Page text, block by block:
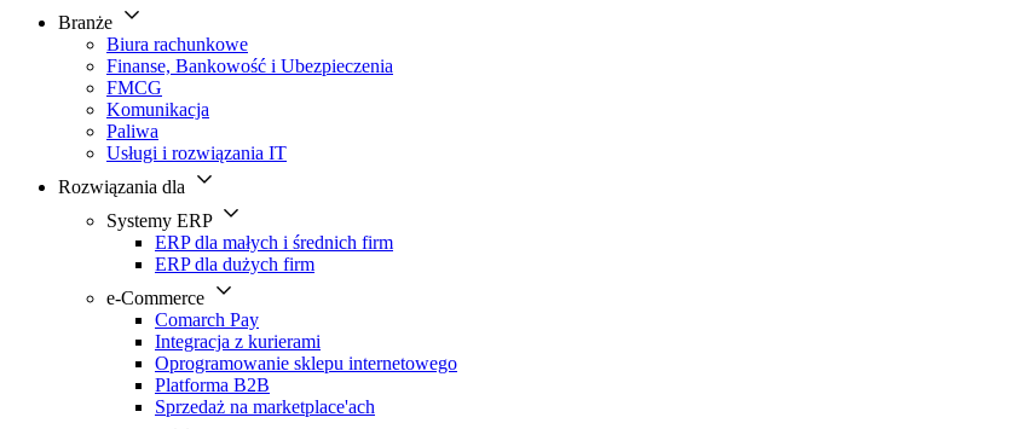
Branże
Biura rachunkowe
Finanse, Bankowość i Ubezpieczenia
FMCG
Komunikacja
Paliwa
Usługi i rozwiązania IT
Rozwiązania dla
Systemy ERP
ERP dla małych i średnich firm
ERP dla dużych firm
e-Commerce
Comarch Pay
Integracja z kurierami
Oprogramowanie sklepu internetowego
Platforma B2B
Sprzedaż na marketplace'ach